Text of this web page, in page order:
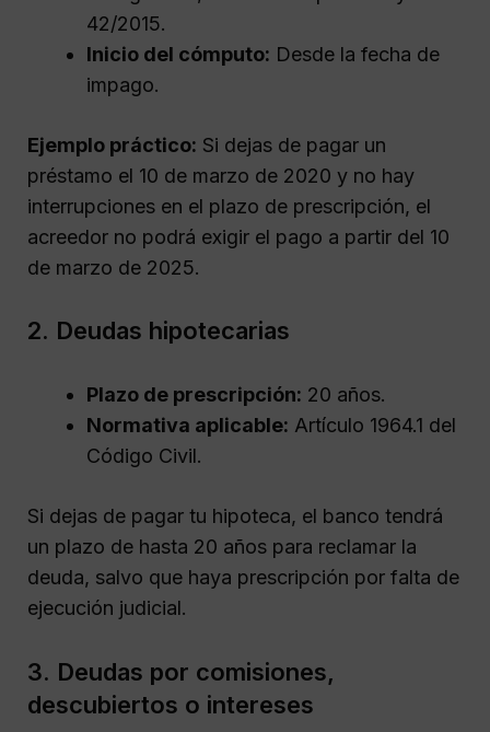
42/2015.
Inicio del cómputo: Desde la fecha de
impago.
Ejemplo práctico: Si dejas de pagar un
préstamo el 10 de marzo de 2020 y no hay
interrupciones en el plazo de prescripción, el
acreedor no podrá exigir el pago a partir del 10
de marzo de 2025.
2. Deudas hipotecarias
Plazo de prescripción: 20 años.
Normativa aplicable: Artículo 1964.1 del
Código Civil.
Si dejas de pagar tu hipoteca, el banco tendrá
un plazo de hasta 20 años para reclamar la
deuda, salvo que haya prescripción por falta de
ejecución judicial.
3. Deudas por comisiones,
descubiertos o intereses